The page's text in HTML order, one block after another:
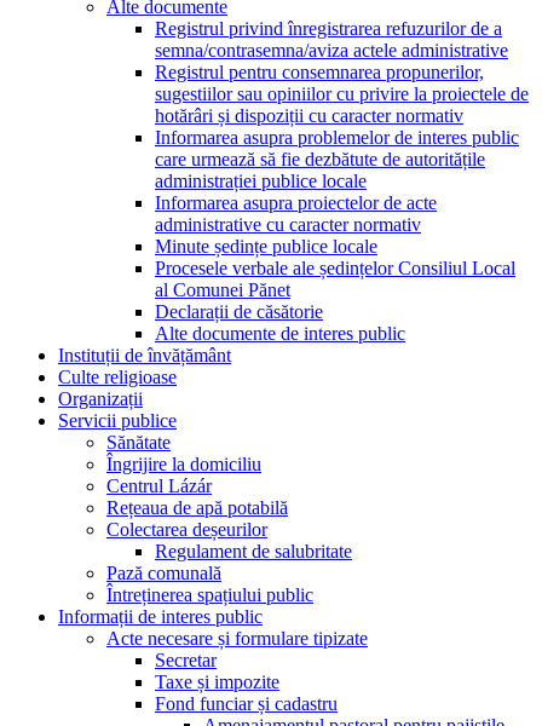
Alte documente
Registrul privind înregistrarea refuzurilor de a
semna/contrasemna/aviza actele administrative
Registrul pentru consemnarea propunerilor,
sugestiilor sau opiniilor cu privire la proiectele de
hotărâri și dispoziții cu caracter normativ
Informarea asupra problemelor de interes public
care urmează să fie dezbătute de autoritățile
administrației publice locale
Informarea asupra proiectelor de acte
administrative cu caracter normativ
Minute ședințe publice locale
Procesele verbale ale ședințelor Consiliul Local
al Comunei Pănet
Declarații de căsătorie
Alte documente de interes public
Instituții de învățământ
Culte religioase
Organizații
Servicii publice
Sănătate
Îngrijire la domiciliu
Centrul Lázár
Rețeaua de apă potabilă
Colectarea deșeurilor
Regulament de salubritate
Pază comunală
Întreținerea spațiului public
Informații de interes public
Acte necesare și formulare tipizate
Secretar
Taxe și impozite
Fond funciar și cadastru